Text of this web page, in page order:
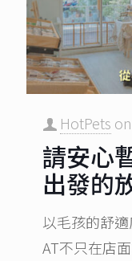
HotPets on
請安心
出發的
以毛孩的舒
AT不只在店